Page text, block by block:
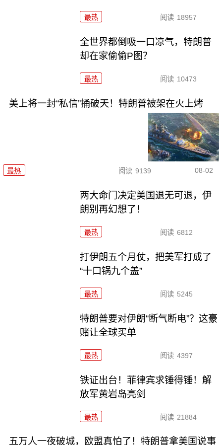
最热 阅读 18957
全世界都倒吸一口凉气，特朗普
却在家偷偷P图？
最热 阅读 10473
美上将一封“私信”捅破天！特朗普被架在火上烤
最热 阅读 9139 08-02
两大命门决定美国退无可退，伊
朗别再幻想了！
最热 阅读 6812
打伊朗五个月仗，把美军打成了
“十口锅九个盖”
最热 阅读 5245
特朗普要对伊朗“断气断电”？这豪
赌让全球买单
最热 阅读 4397
铁证出台！菲律宾求锤得锤！解
放军黄岩岛亮剑
最热 阅读 21884
五万人一夜破城，欧盟真怕了！特朗普拿美国说事